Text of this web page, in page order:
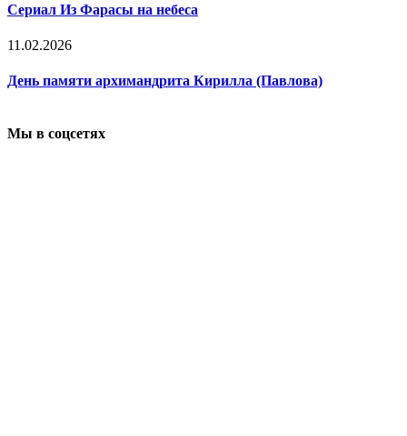
Сериал Из Фарасы на небеса
11.02.2026
День памяти архимандрита Кирилла (Павлова)
Мы в соцсетях